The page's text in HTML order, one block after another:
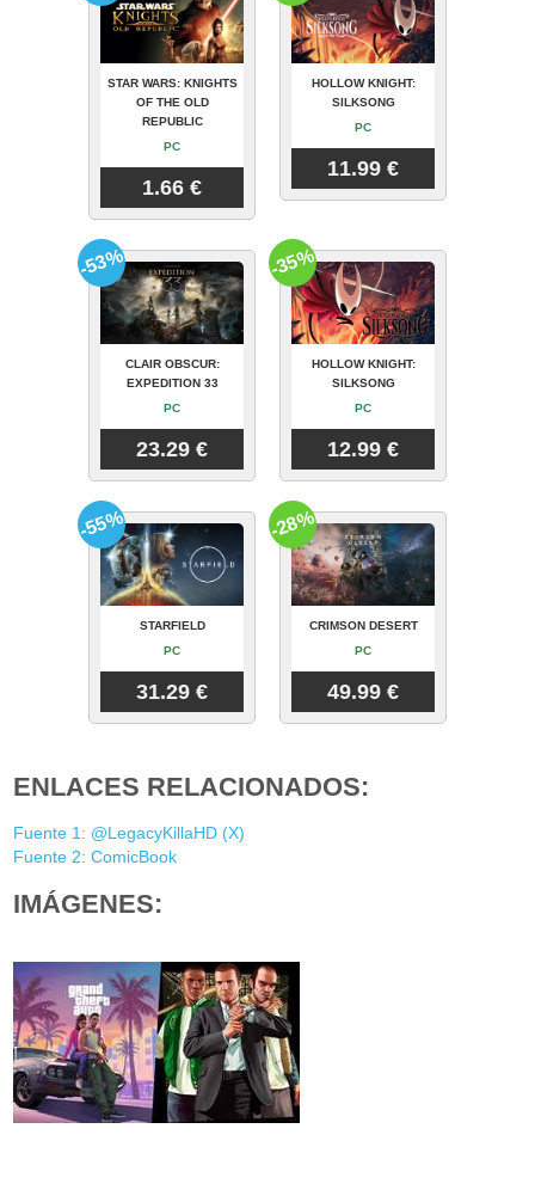
STAR WARS: KNIGHTS
OF THE OLD
REPUBLIC
PC
1.66 €
HOLLOW KNIGHT:
SILKSONG
PC
11.99 €
CLAIR OBSCUR:
EXPEDITION 33
PC
23.29 €
-53%
HOLLOW KNIGHT:
SILKSONG
PC
12.99 €
-35%
STARFIELD
PC
31.29 €
-55%
CRIMSON DESERT
PC
49.99 €
-28%
ENLACES RELACIONADOS:
Fuente 1: @LegacyKillaHD (X)
Fuente 2: ComicBook
IMÁGENES: